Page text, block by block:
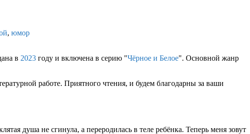
, юмор
в 2023 году и включена в серию "Чёрное и Белое". Основной жанр
работе. Приятного чтения, и будем благодарны за ваши
душа не сгинула, а переродилась в теле ребёнка. Теперь меня зовут